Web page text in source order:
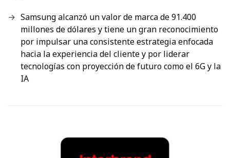
Samsung alcanzó un valor de marca de 91.400
millones de dólares y tiene un gran reconocimiento
por impulsar una consistente estrategia enfocada
hacia la experiencia del cliente y por liderar
tecnologías con proyección de futuro como el 6G y la
IA